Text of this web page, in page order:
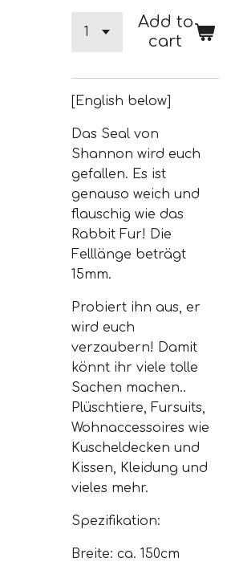
Add to
cart
[English below]
Das Seal von
Shannon wird euch
gefallen. Es ist
genauso weich und
flauschig wie das
Rabbit Fur! Die
Felllänge beträgt
15mm.
Probiert ihn aus, er
wird euch
verzaubern! Damit
könnt ihr viele tolle
Sachen machen..
Plüschtiere, Fursuits,
Wohnaccessoires wie
Kuscheldecken und
Kissen, Kleidung und
vieles mehr.
Spezifikation:
Breite: ca. 150cm